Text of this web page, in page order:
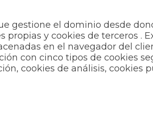
gestione el dominio desde
y cookies de terceros .
en el navegador del
con cinco tipos de cookies
cookies de análisis, cookies